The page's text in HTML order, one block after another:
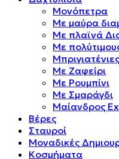
Μονόπετρα
Mε μαύρα
Mε πλαϊνά
Mε
Με Ζαφείρι
Με Ρουμπίνι
Με Σμαράγδι
Μαίανδρος
Βέρες
Σταυροί
Μοναδικές
Κοσμήματα